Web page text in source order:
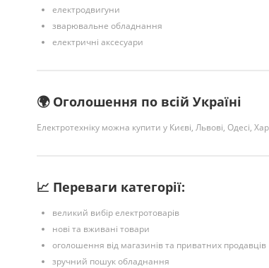
електродвигуни
зварювальне обладнання
електричні аксесуари
🌍 Оголошення по всій Україні
Електротехніку можна купити у Києві, Львові, Одесі,
📈 Переваги категорії:
великий вибір електротоварів
нові та вживані товари
оголошення від магазинів та приватних продавців
зручний пошук обладнання